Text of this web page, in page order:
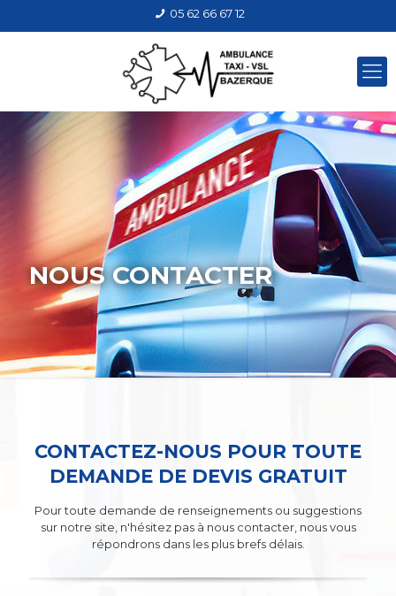
05 62 66 67 12
NOUS CONTACTER
CONTACTEZ-NOUS POUR TOUTE
DEMANDE DE DEVIS GRATUIT
Pour toute demande de renseignements ou suggestions
sur notre site, n'hésitez pas à nous contacter, nous vous
répondrons dans les plus brefs délais.